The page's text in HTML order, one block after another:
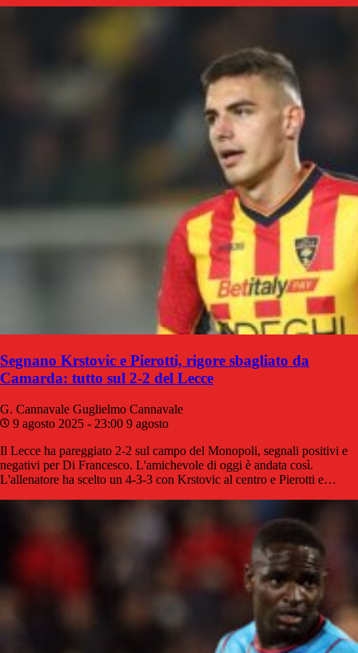
Segnano Krstovic e Pierotti, rigore sbagliato da
Camarda: tutto sul 2-2 del Lecce
G. Cannavale Guglielmo Cannavale
9 agosto 2025 - 23:00 9 agosto
Il Lecce ha pareggiato 2-2 sul campo del Monopoli, segnali positivi e
negativi per Di Francesco. L'amichevole di oggi è andata così.
L'allenatore ha scelto un 4-3-3 con Krstovic al centro e Pierotti e…